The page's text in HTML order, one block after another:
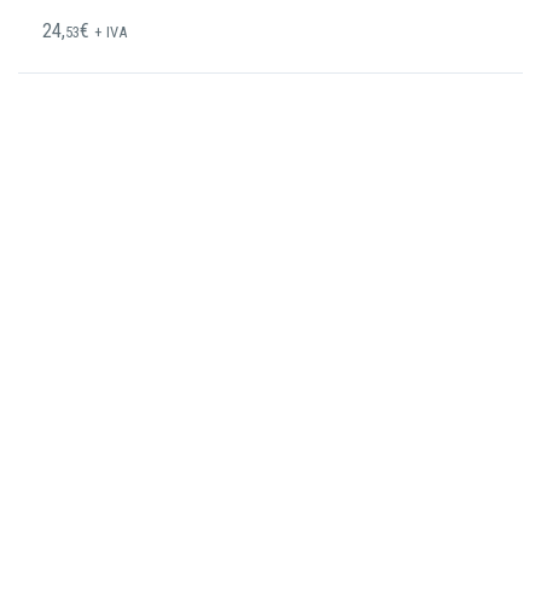
24,53€ + IVA